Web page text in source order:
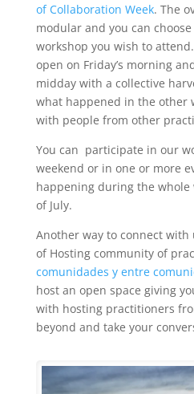
of Collaboration Week. The
modular and you can
workshop you wish to
open on Friday’s morning
midday with a collective
what happened in the other
with people from other
You can participate in our
weekend or in one or more
happening during the whole
of July.
Another way to connect with
of Hosting community of
comunidades y entre
host an open space giving
with hosting practitioners
beyond and take your